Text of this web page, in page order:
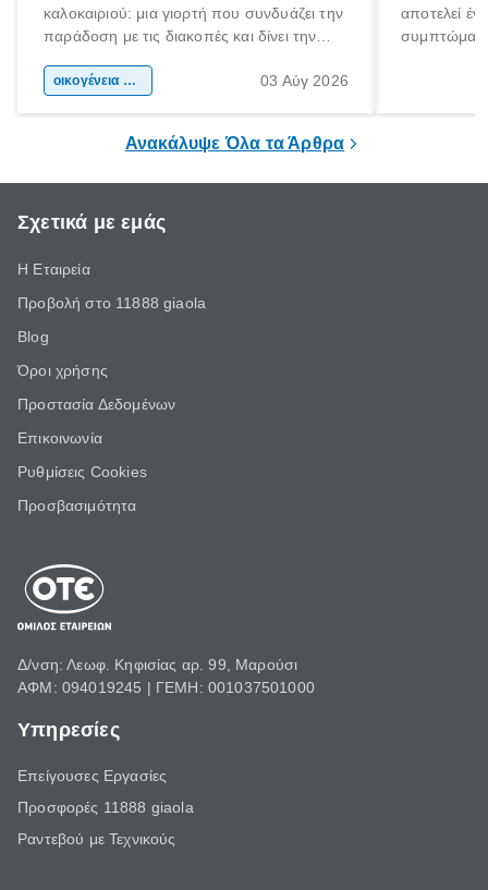
καλοκαιριού: μια γιορτή που συνδυάζει την
παράδοση με τις διακοπές και δίνει την
χώρας. Είτε πρόκειται για λίγες μέρες
οικογένεια & παιδί 03 Αύγ 2026
αποτελεί
Ανακάλυψε Όλα τα Άρθρα
Σχετικά με εμάς
Η Εταιρεία
Προβολή στο 11888 giaola
Blog
Όροι χρήσης
Προστασία Δεδομένων
Επικοινωνία
Ρυθμίσεις Cookies
Προσβασιμότητα
Δ/νση: Λεωφ. Κηφισίας αρ. 99, Μαρούσι
ΑΦΜ: 094019245 | ΓΕΜΗ: 001037501000
Υπηρεσίες
Επείγουσες Εργασίες
Προσφορές 11888 giaola
Ραντεβού με Τεχνικούς